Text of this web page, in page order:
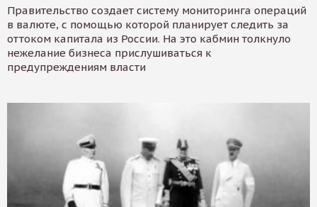
Правительство создает систему мониторинга операций
в валюте, с помощью которой планирует следить за
оттоком капитала из России. На это кабмин толкнуло
нежелание бизнеса прислушиваться к
предупреждениям власти